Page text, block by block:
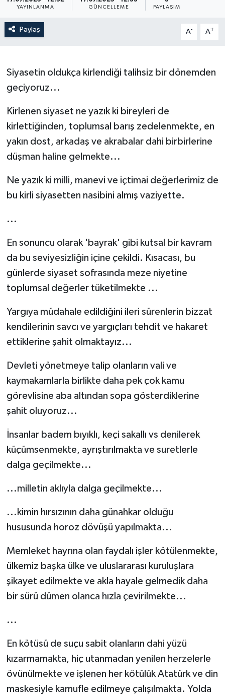
YAYINLANMA GÜNCELLEME PAYLAŞIM
Paylaş A- A+
Siyasetin oldukça kirlendiği talihsiz bir dönemden
geçiyoruz...
Kirlenen siyaset ne yazık ki bireyleri de
kirlettiğinden, toplumsal barış zedelenmekte, en
yakın dost, arkadaş ve akrabalar dahi birbirlerine
düşman haline gelmekte...
Ne yazık ki milli, manevi ve içtimai değerlerimiz de
bu kirli siyasetten nasibini almış vaziyette.
...
En sonuncu olarak 'bayrak' gibi kutsal bir kavram
da bu seviyesizliğin içine çekildi. Kısacası, bu
günlerde siyaset sofrasında meze niyetine
toplumsal değerler tüketilmekte ...
Yargıya müdahale edildiğini ileri sürenlerin bizzat
kendilerinin savcı ve yargıçları tehdit ve hakaret
ettiklerine şahit olmaktayız...
Devleti yönetmeye talip olanların vali ve
kaymakamlarla birlikte daha pek çok kamu
görevlisine aba altından sopa gösterdiklerine
şahit oluyoruz...
İnsanlar badem bıyıklı, keçi sakallı vs denilerek
küçümsenmekte, ayrıştırılmakta ve suretlerle
dalga geçilmekte...
...milletin aklıyla dalga geçilmekte...
...kimin hırsızının daha günahkar olduğu
hususunda horoz dövüşü yapılmakta...
Memleket hayrına olan faydalı işler kötülenmekte,
ülkemiz başka ülke ve uluslararası kuruluşlara
şikayet edilmekte ve akla hayale gelmedik daha
bir sürü dümen olanca hızla çevirilmekte...
...
En kötüsü de suçu sabit olanların dahi yüzü
kızarmamakta, hiç utanmadan yenilen herzelerle
övünülmekte ve işlenen her kötülük Atatürk ve din
maskesiyle kamufle edilmeye çalışılmakta. Yolda